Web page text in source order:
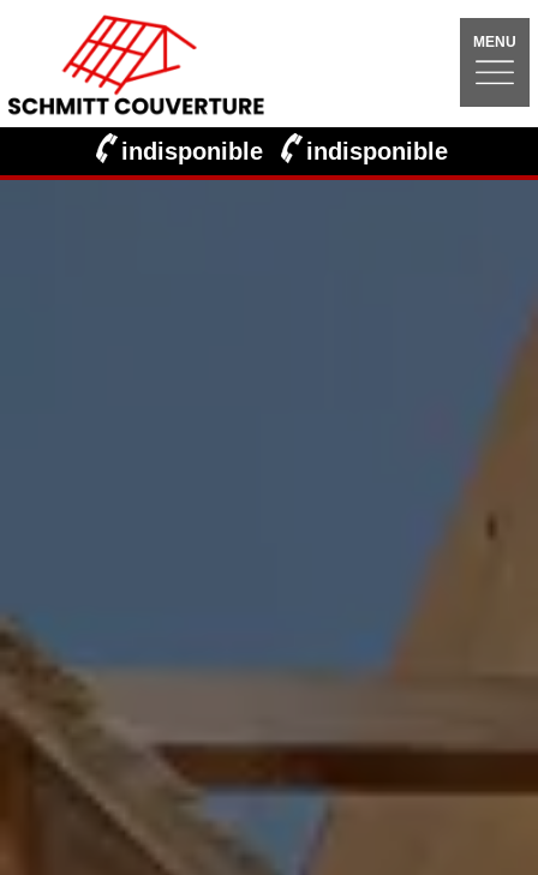
MENU
indisponible indisponible